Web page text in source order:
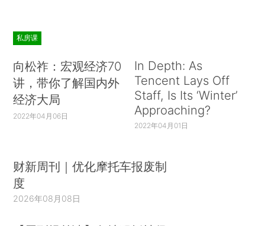
私房课
向松祚：宏观经济70
讲，带你了解国内外
经济大局
2022年04月06日
In Depth: As
Tencent Lays Off
Staff, Is Its ‘Winter’
Approaching?
2022年04月01日
财新周刊｜优化摩托车报废制
度
2026年08月08日